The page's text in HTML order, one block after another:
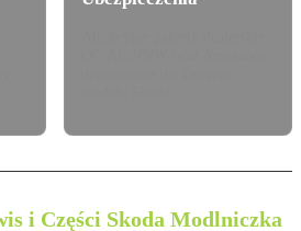
i Części Skoda Modlniczka